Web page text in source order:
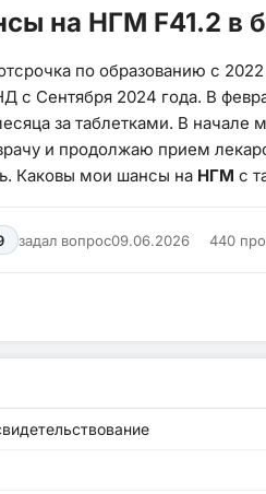
на НГМ F41.2 в
по образованию с
с Сентября 2024 года. В
за таблетками. В начале
и продолжаю прием
Каковы мои шансы на НГМ с
задал вопрос09.06.2026 440